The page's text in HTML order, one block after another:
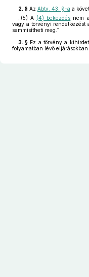
2. § Az Abtv. 43. §-a a
„(5) A (4) bekezdés nem
vagy a törvényi rendelkezést
semmisítheti meg.”
3. § Ez a törvény a
folyamatban lévő